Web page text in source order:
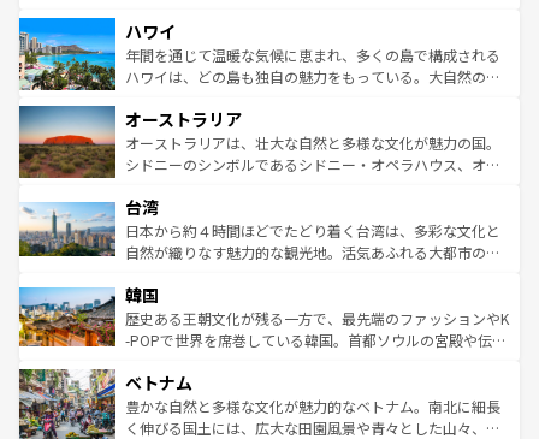
ば市内交通費無料で観光を楽しむこともできる。 なお、新
着のスイス情報はコンテンツ一覧 を参照してほしい。
のような巨大都市は、観光、ショッピング、エンターテイ
ンメントが詰まった刺激的なスポットだ。一方、アメリカ
西部には大自然が広がり、グランドキャニオンやイエロー
部のニューオーリンズでは、音楽と美食が融合した独特の
文化が魅力。旅行者はアメリカの各地域で異なる魅力を楽
しみながら、その多様性と豊かな歴史を感じることができ
ならではの贅沢な旅のスタイルだ。 なお、新着のアメリカ
情報はコンテンツ一覧を参照してほしい。
ハワイ
年間を通じて温暖な気候に恵まれ、多くの島で構成される
ハワイは、どの島も独自の魅力をもっている。大自然の神
ワイ島は見逃せない。また、定番の観光地といえばオアフ
島だが、静かな自然を求めるならマウイ島やカウアイ島が
おすすめ。エメラルドグリーンに輝く海をはじめ、豊かな
れるおもてなしの心で訪れる人々を迎えてくれるハワイの
人々、おいしいローカルフードやハワイアンミュージッ
ク、伝統的なフラダンスなど、すべてがハワイの魅力を彩
ワイを、存分に味わってほしい。 なお、新着のハワイ情報
はコンテンツ一覧を参照してほしい。
オーストラリア
オーストラリアは、壮大な自然と多様な文化が魅力の国。
シドニーのシンボルであるシドニー・オペラハウス、オー
リアリーフや大陸中央部にそびえるウルル（エアーズロッ
ク）、タスマニアの美しい原生林やケアンズの熱帯雨林な
ど、見どころがたくさん。また、カフェやワイン、オージ
いる。アクティビティも充実しており、サーフィンやダイ
ビング、ハイキングなど、アウトドア好きにはたまらな
い。オーストラリアの多彩な魅力を存分に味わいつくそ
参照してほしい。
台湾
日本から約４時間ほどでたどり着く台湾は、多彩な文化と
自然が織りなす魅力的な観光地。活気あふれる大都市の台
ン）、静ひつな山岳地帯である台湾東部など、都市の喧騒
と山間の静けさが共存しており、訪れる人に新しい発見と
驚きをもたらしてくれる。また、奥深い台湾の食文化も魅
容にもいいと評判のスイーツなど、バラエティ豊かな料理
が味わえる。 なお、新着の台湾情報は コンテンツ一覧を参
照してほしい。
韓国
歴史ある王朝文化が残る一方で、最先端のファッションやK
-POPで世界を席巻している韓国。首都ソウルの宮殿や伝統
き、地方に足を延ばせば四季折々の自然美を楽しむことが
できる。そして、キムチや焼肉、絶品のストリートフード
まで、さまざまな韓国料理が待っている。夜には、韓国な
ベトナム
豊かな自然と多様な文化が魅力的なベトナム。南北に細長
く伸びる国土には、広大な田園風景や青々とした山々、世